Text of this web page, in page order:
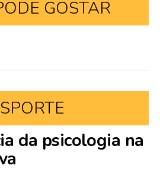
GOSTAR
da psicologia na